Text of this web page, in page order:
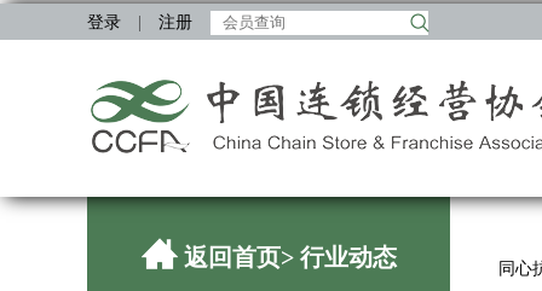
登录 注册
返回首页> 行业动态 同心